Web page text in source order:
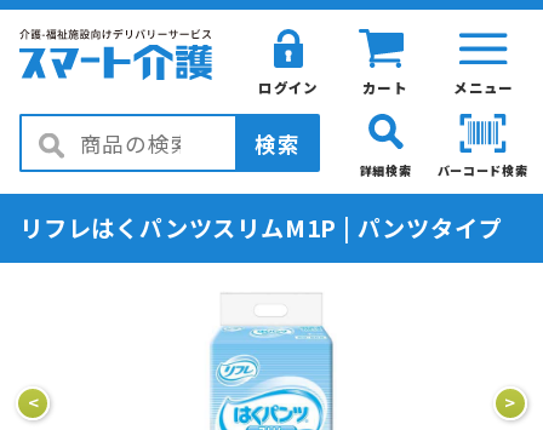
メニュー
カート
ログイン
検索
バーコード検索
詳細検索
リフレはくパンツスリムM1P | パンツタイプ
< >